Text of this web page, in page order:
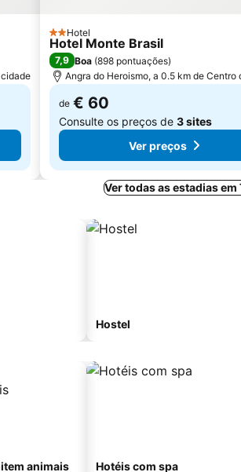
2 Estrelas
Hotel
Hotel Monte Brasil
7,9 Boa (898 pontuações)
Angra do Heroismo, a 0.5 km de Centro
de € 60
Consulte os preços de 3 sites
Ver preços
Ver todas as estadias em
Hostel
animais Hotéis com spa